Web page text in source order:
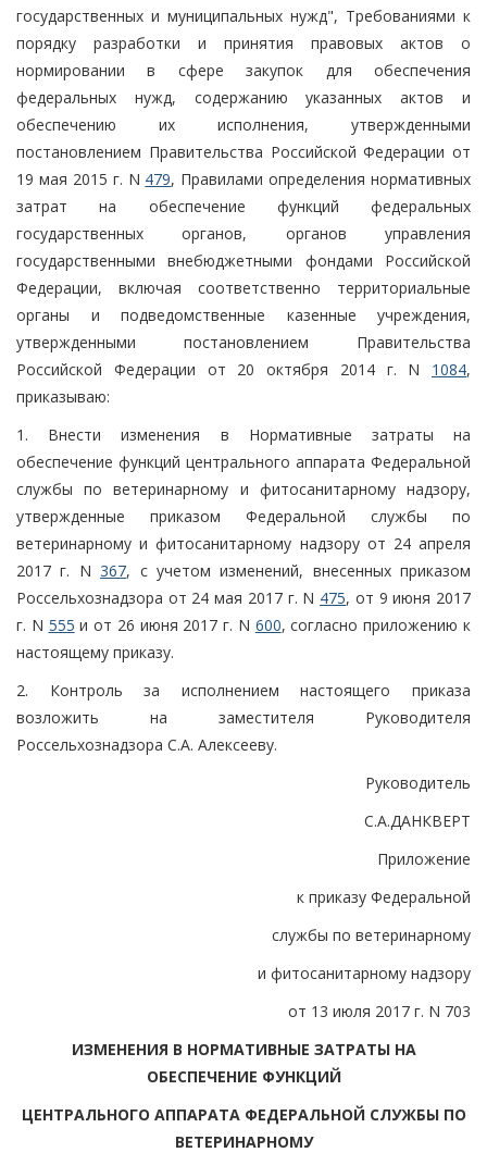
государственных и муниципальных нужд", Требованиями к
порядку разработки и принятия правовых актов о
нормировании в сфере закупок для обеспечения
федеральных нужд, содержанию указанных актов и
обеспечению их исполнения, утвержденными
постановлением Правительства Российской Федерации от
19 мая 2015 г. N 479, Правилами определения нормативных
затрат на обеспечение функций федеральных
государственных органов, органов управления
государственными внебюджетными фондами Российской
Федерации, включая соответственно территориальные
органы и подведомственные казенные учреждения,
утвержденными постановлением Правительства
Российской Федерации от 20 октября 2014 г. N 1084,
приказываю:
1. Внести изменения в Нормативные затраты на
обеспечение функций центрального аппарата Федеральной
службы по ветеринарному и фитосанитарному надзору,
утвержденные приказом Федеральной службы по
ветеринарному и фитосанитарному надзору от 24 апреля
2017 г. N367, с учетом изменений, внесенных приказом
Россельхознадзора от 24 мая 2017 г. N 475, от 9 июня 2017
г. N 555 и от 26 июня 2017 г. N 600, согласно приложению к
настоящему приказу.
2. Контроль за исполнением настоящего приказа
возложить на заместителя Руководителя
Россельхознадзора С.А. Алексееву.
Руководитель
С.А.ДАНКВЕРТ
Приложение
к приказу Федеральной
службы по ветеринарному
и фитосанитарному надзору
от 13 июля 2017 г. N 703
ИЗМЕНЕНИЯ В НОРМАТИВНЫЕ ЗАТРАТЫ НА
ОБЕСПЕЧЕНИЕ ФУНКЦИЙ
ЦЕНТРАЛЬНОГО АППАРАТА ФЕДЕРАЛЬНОЙ СЛУЖБЫ ПО
ВЕТЕРИНАРНОМУ